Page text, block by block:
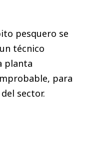
pesquero se
técnico
planta
para
sector.